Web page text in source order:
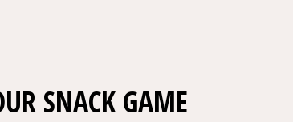
SNACK GAME